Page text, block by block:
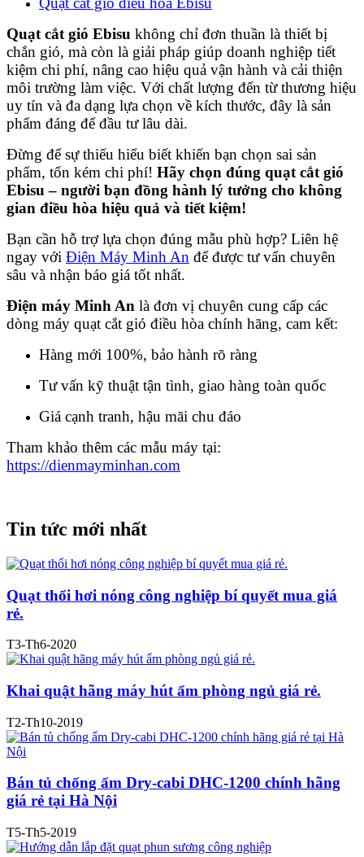
Quạt cắt gió Ebisu không chỉ đơn thuần là thiết bị
chắn gió, mà còn là giải pháp giúp doanh nghiệp tiết
kiệm chi phí, nâng cao hiệu quả vận hành và cải thiện
môi trường làm việc. Với chất lượng đến từ thương hiệu
uy tín và đa dạng lựa chọn về kích thước, đây là sản
phẩm đáng để đầu tư lâu dài.
Đừng để sự thiếu hiểu biết khiến bạn chọn sai sản
phẩm, tốn kém chi phí! Hãy chọn đúng quạt cắt gió
Ebisu – người bạn đồng hành lý tưởng cho không
gian điều hòa hiệu quả và tiết kiệm!
Bạn cần hỗ trợ lựa chọn đúng mẫu phù hợp? Liên hệ
ngay với Điện Máy Minh An để được tư vấn chuyên
sâu và nhận báo giá tốt nhất.
Điện máy Minh An là đơn vị chuyên cung cấp các
dòng máy quạt cắt gió điều hòa chính hãng, cam kết:
Hàng mới 100%, bảo hành rõ ràng
Tư vấn kỹ thuật tận tình, giao hàng toàn quốc
Giá cạnh tranh, hậu mãi chu đáo
Tham khảo thêm các mẫu máy tại:
https://dienmayminhan.com
Tin tức mới nhất
Quạt thổi hơi nóng công nghiệp bí quyết mua giá
rẻ.
T3-Th6-2020
Khai quật hãng máy hút ẩm phòng ngủ giá rẻ.
T2-Th10-2019
Bán tủ chống ẩm Dry-cabi DHC-1200 chính hãng
giá rẻ tại Hà Nội
T5-Th5-2019